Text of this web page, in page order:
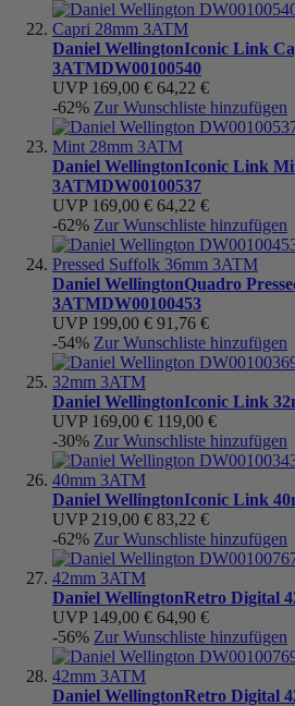
Daniel WellingtonIconic Link
3ATMDW00100540
UVP 169,00 € 64,22 €
-62% Zur Wunschliste hinzufügen
Daniel WellingtonIconic Link
3ATMDW00100537
UVP 169,00 € 64,22 €
-62% Zur Wunschliste hinzufügen
Daniel WellingtonQuadro
3ATMDW00100453
UVP 199,00 € 91,76 €
-54% Zur Wunschliste hinzufügen
Daniel WellingtonIconic Link
UVP 169,00 € 119,00 €
-30% Zur Wunschliste hinzufügen
Daniel WellingtonIconic Link
UVP 219,00 € 83,22 €
-62% Zur Wunschliste hinzufügen
Daniel WellingtonRetro Digital
UVP 149,00 € 64,90 €
-56% Zur Wunschliste hinzufügen
Daniel WellingtonRetro Digital